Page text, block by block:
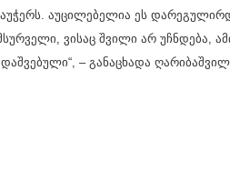
აუცილებელია ეს
ვისაც შვილი არ უჩნდება,
– განაცხადა